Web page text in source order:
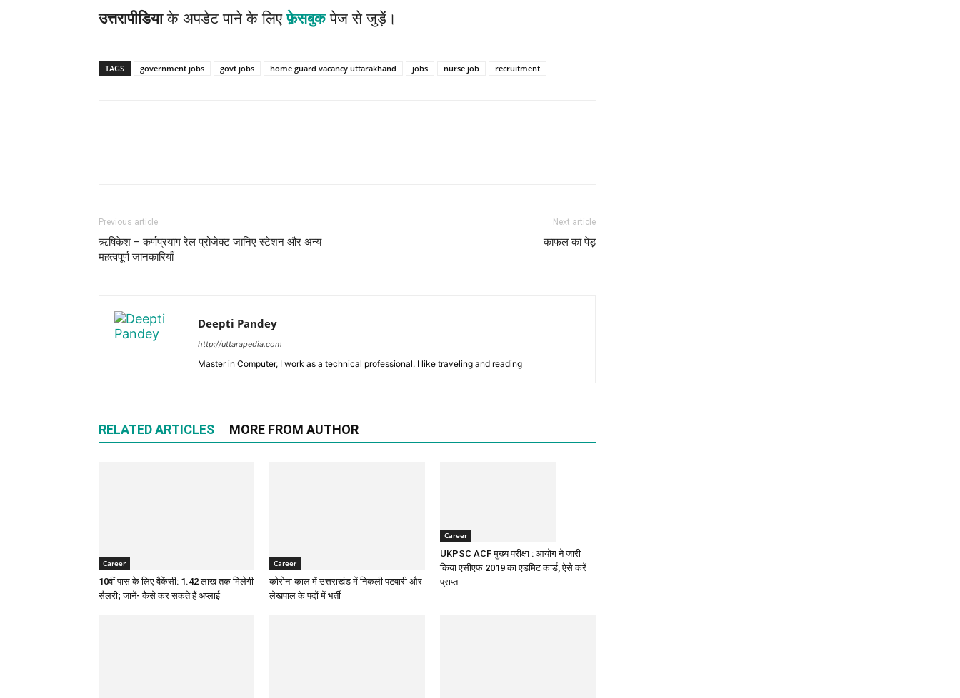
उत्तरापीडियाके अपडेट पाने के लिएफ़ेसबुकपेज से जुड़ें।
TAGS government jobs govt jobs home guard vacancy uttarakhand jobs nurse job recruitment
Previous article
ऋषिकेश – कर्णप्रयाग रेल प्रोजेक्ट जानिए स्टेशन और अन्य
महत्वपूर्ण जानकारियाँ
Next article
काफल का पेड़
Deepti Pandey
http://uttarapedia.com
Master in Computer, I work as a technical professional. I like traveling and reading
RELATED ARTICLES MORE FROM AUTHOR
Career
10वीं पास के लिए वैकेंसी: 1.42 लाख तक मिलेगी
सैलरी; जानें- कैसे कर सकते हैं अप्लाई
Career
कोरोना काल में उत्तराखंड में निकली पटवारी और
लेखपाल के पदों में भर्ती
Career
UKPSC ACF मुख्य परीक्षा : आयोग ने जारी
किया एसीएफ 2019 का एडमिट कार्ड, ऐसे करें
प्राप्त